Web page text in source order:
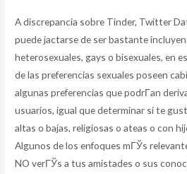
A discrepancia sobre Tinder, Twitter
puede jactarse de ser bastante
heterosexuales, gays o bisexuales, en
de las preferencias sexuales poseen
algunas preferencias que podrГ­an
usuarios, igual que determinar si te
altas o bajas, religiosas o ateas o con
Algunos de los enfoques mГЎs
NO verГЎs a tus amistades o sus